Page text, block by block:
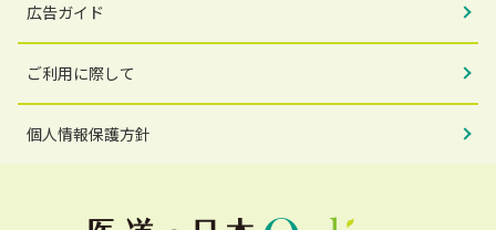
広告ガイド
ご利用に際して
個人情報保護方針